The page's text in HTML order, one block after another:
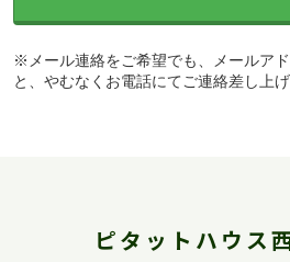
※メール連絡をご希望でも、メールア
と、やむなくお電話にてご連絡差し上
ピタットハウス